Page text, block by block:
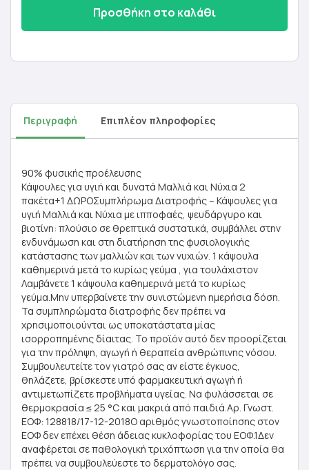
Προσθήκη στο καλάθι
Περιγραφή Επιπλέον πληροφορίες
90% φυσικής προέλευσης
Κάψουλες για υγιή και δυνατά Μαλλιά και Νύχια 2
πακέτα+1 ΔΩΡΟΣυμπλήρωμα Διατροφής – Κάψουλες για
υγιή Μαλλιά και Νύχια με ιπποφαές, ψευδάργυρο και
βιοτίνη: πλούσιο σε θρεπτικά συστατικά, συμβάλλει στην
ενδυνάμωση και στη διατήρηση της φυσιολογικής
κατάστασης των μαλλιών και των νυχιών. 1 κάψουλα
καθημερινά μετά το κυρίως γεύμα , για τουλάχιστον
Λαμβάνετε 1 κάψουλα καθημερινά μετά το κυρίως
γεύμα.Μην υπερβαίνετε την συνιστώμενη ημερήσια δόση.
Τα συμπληρώματα διατροφής δεν πρέπει να
χρησιμοποιούνται ως υποκατάστατα μίας
ισορροπημένης δίαιτας. Το προϊόν αυτό δεν προορίζεται
για την πρόληψη, αγωγή ή θεραπεία ανθρώπινης νόσου.
Συμβουλευτείτε τον γιατρό σας αν είστε έγκυος,
θηλάζετε, βρίσκεστε υπό φαρμακευτική αγωγή ή
αντιμετωπίζετε προβλήματα υγείας. Να φυλάσσεται σε
θερμοκρασία ≤ 25 °C και μακριά από παιδιά.Αρ. Γνωστ.
ΕΟΦ: 128818/17-12-2018Ο αριθμός γνωστοποίησης στον
ΕΟΦ δεν επέχει θέση άδειας κυκλοφορίας του ΕΟΦ.1Δεν
αναφέρεται σε παθολογική τριχόπτωση για την οποία θα
πρέπει να συμβουλεύεστε το δερματολόγο σας.